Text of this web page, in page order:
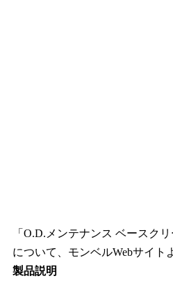
「O.D.メンテナンス ベースク
について、モンベルWebサイト
製品説明